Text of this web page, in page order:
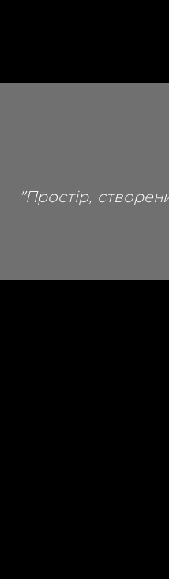
"Простір,